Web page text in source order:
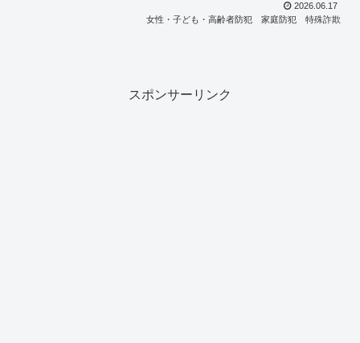
2026.06.17
女性・子ども・高齢者防犯
家庭防犯 特殊詐欺
スポンサーリンク